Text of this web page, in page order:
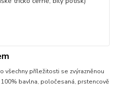
všechny příležitosti se zvýrazněnou
bavlna, poločesaná, prstencově